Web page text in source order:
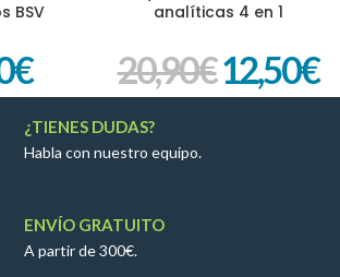
BSV
€
analíticas 4 en 1
20,90€12,50€
¿TIENES DUDAS?
Habla con nuestro equipo.
ENVÍO GRATUITO
A partir de 300€.